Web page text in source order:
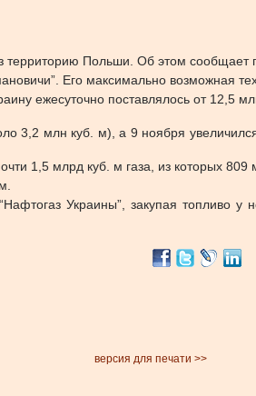
территорию Польши. Об этом
Его максимально возможная
ежесуточно поставлялось от 12,5
3,2 млн куб. м), а 9 ноября
1,5 млрд куб. м газа, из которых
Украины”, закупая топливо
версия для печати >>